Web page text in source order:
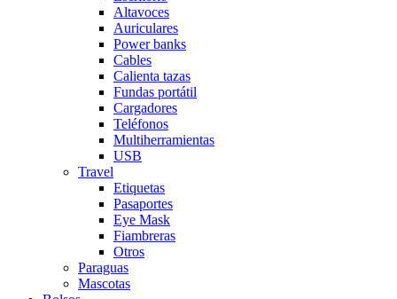
Altavoces
Auriculares
Power banks
Cables
Calienta tazas
Fundas portátil
Cargadores
Teléfonos
Multiherramientas
USB
Travel
Etiquetas
Pasaportes
Eye Mask
Fiambreras
Otros
Paraguas
Mascotas